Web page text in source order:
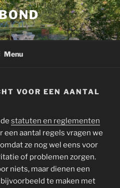
Menu
VOOR EEN AANTAL
statuten en reglementen
een aantal regels vragen we
ze nog wel eens voor
of problemen zorgen.
niets, maar dienen een
te maken met